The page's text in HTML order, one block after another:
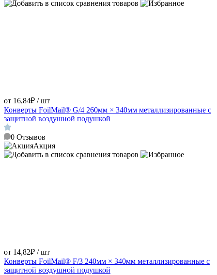
от 16,84₽ / шт
Конверты FoilMail® G/4 260мм × 340мм металлизированные с
защитной воздушной подушкой
0 Отзывов
Акция
от 14,82₽ / шт
Конверты FoilMail® F/3 240мм × 340мм металлизированные с
защитной воздушной подушкой